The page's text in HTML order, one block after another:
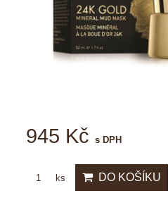
945 Kč s DPH
ks DO KOŠÍKU